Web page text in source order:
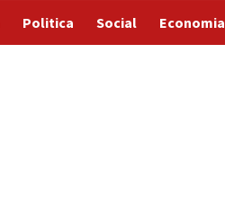
Politica Social Economia